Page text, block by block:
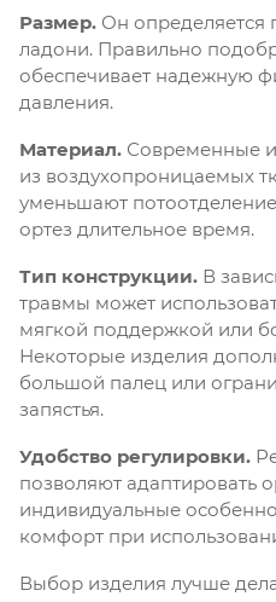
Размер. Он определяется
ладони. Правильно
обеспечивает надежную
давления.
Материал. Современные
из воздухопроницаемых
уменьшают
ортез длительное время.
Тип конструкции. В
травмы может
мягкой поддержкой или
Некоторые изделия
большой палец или
запястья.
Удобство регулировки.
позволяют адаптировать
индивидуальные
комфорт при
Выбор изделия лучше